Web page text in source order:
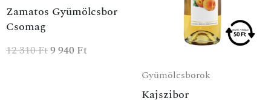
Zamatos Gyümölcsbor
Csomag
12 310Ft9 940 Ft
Gyümölcsborok
Kajszibor